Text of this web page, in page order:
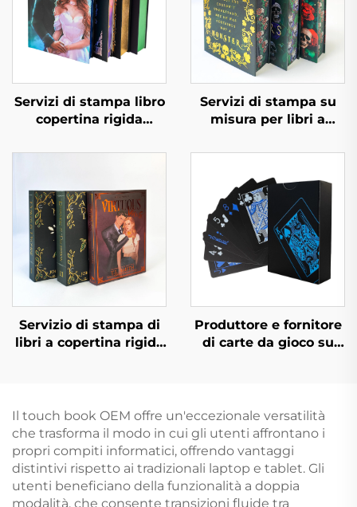
Servizi di stampa libro
copertina rigida
stampa romanzo
personalizzato con
bordi spruzzati
Servizi di stampa su
misura per libri a
con taglio spruzzato e
Servizio di stampa di
libri a copertina rigida
Produttore e fornitore
di carte da gioco su
stampa e confezione
personalizzata per
adulti e coppie
Il touch book OEM offre un'eccezionale versatilità
che trasforma il modo in cui gli utenti affrontano i
propri compiti informatici, offrendo vantaggi
distintivi rispetto ai tradizionali laptop e tablet. Gli
utenti beneficiano della funzionalità a doppia
modalità, che consente transizioni fluide tra